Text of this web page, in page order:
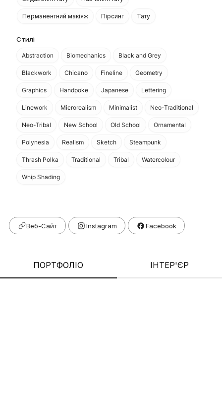
Перманентний макіяж Пірсинг Тату
Стилі
Abstraction Biomechanics Black and Grey
Blackwork Chicano Fineline Geometry
Graphics Handpoke Japanese Lettering
Linework Microrealism Minimalist Neo-Traditional
Neo-Tribal New School Old School Ornamental
Polynesia Realism Sketch Steampunk
Thrash Polka Traditional Tribal Watercolour
Whip Shading
Веб-Сайт Facebook
ПОРТФОЛІО ІНТЕР'ЄР